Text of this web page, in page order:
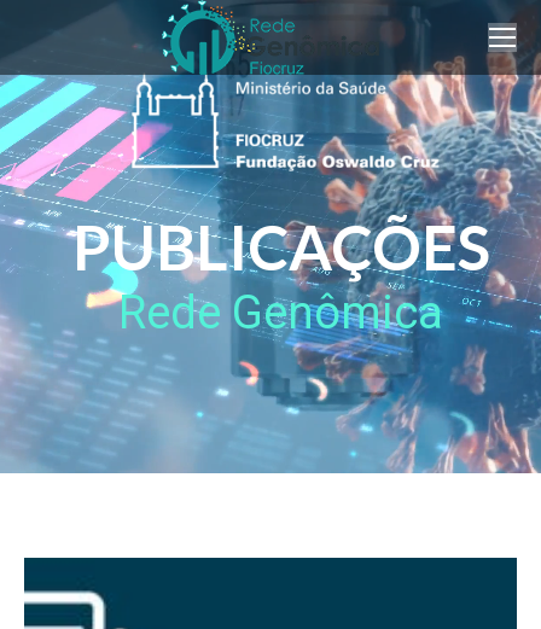
PUBLICAÇÕES
Rede Genômica